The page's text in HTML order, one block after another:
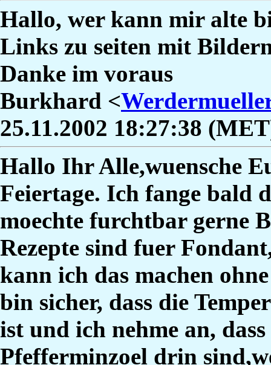
Hallo, wer kann mir alte
Links zu seiten mit
Danke im voraus
Burkhard <
25.11.2002 18:27:38
Hallo Ihr Alle,wuensche
Feiertage. Ich fange bald
moechte furchtbar gerne
Rezepte sind fuer
kann ich das machen
bin sicher, dass die
ist und ich nehme an,
Pfefferminzoel drin